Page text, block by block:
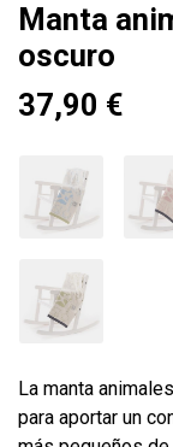
Manta
oscuro
37,90 €
La manta
para aportar un